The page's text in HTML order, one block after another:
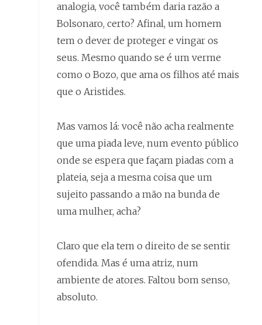
analogia, você também daria razão a
Bolsonaro, certo? Afinal, um homem
tem o dever de proteger e vingar os
seus. Mesmo quando se é um verme
como o Bozo, que ama os filhos até mais
que o Aristides.
Mas vamos lá: você não acha realmente
que uma piada leve, num evento público
onde se espera que façam piadas com a
plateia, seja a mesma coisa que um
sujeito passando a mão na bunda de
uma mulher, acha?
Claro que ela tem o direito de se sentir
ofendida. Mas é uma atriz, num
ambiente de atores. Faltou bom senso,
absoluto.